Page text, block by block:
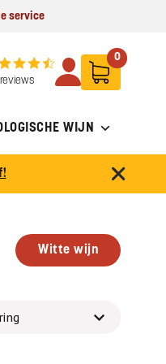
service
reviews
0
WIJN
witte wijn